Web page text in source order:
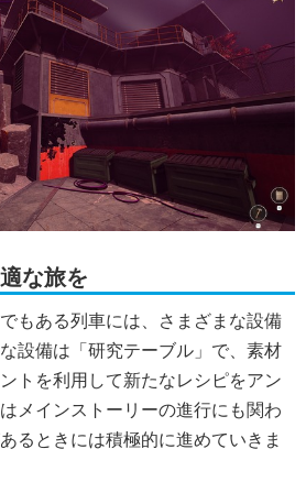
な旅を
もある列車には、さまざまな設備
設備は「研究テーブル」で、素材
トを利用して新たなレシピをアン
メインストーリーの進行にも関わ
るときには積極的に進めていきま